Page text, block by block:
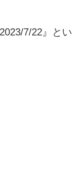
7/22』とい